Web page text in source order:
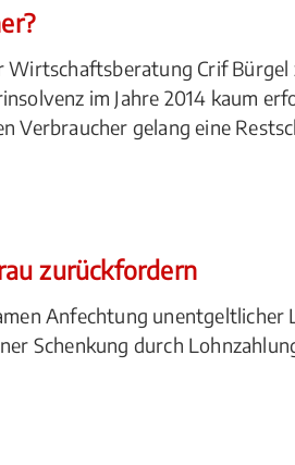
Wirtschaftsberatung Crif Bürgel
im Jahre 2014 kaum
Verbraucher gelang eine
zurückfordern
Anfechtung unentgeltlicher
Schenkung durch